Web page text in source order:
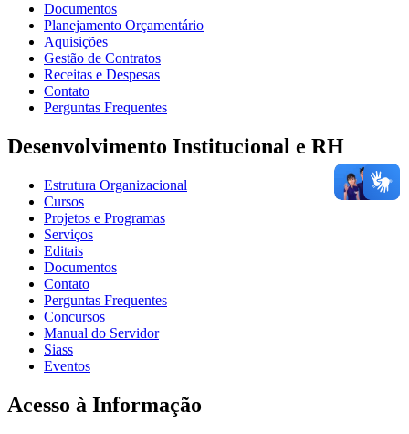
Documentos
Planejamento Orçamentário
Aquisições
Gestão de Contratos
Receitas e Despesas
Contato
Perguntas Frequentes
Desenvolvimento Institucional e RH
Estrutura Organizacional
Cursos
Projetos e Programas
Serviços
Editais
Documentos
Contato
Perguntas Frequentes
Concursos
Manual do Servidor
Siass
Eventos
Acesso à Informação